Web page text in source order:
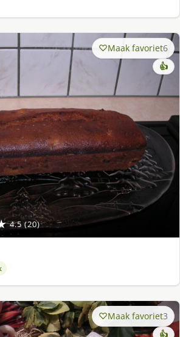
4.5 (20)
Maak favoriet6
👍
Maak favoriet3
👍